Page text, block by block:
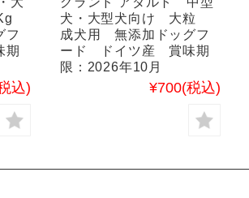
フ
期
込)
犬・大型犬向け 大粒
成犬用 無添加ドッグフ
ード ドイツ産 賞味期
限：2026年10月
¥700(税込)